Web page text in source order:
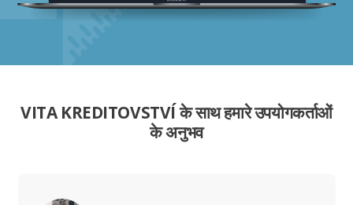
VITA KREDITOVSTVÍ के साथ हमारे उपयोगकर्ताओं
के अनुभव